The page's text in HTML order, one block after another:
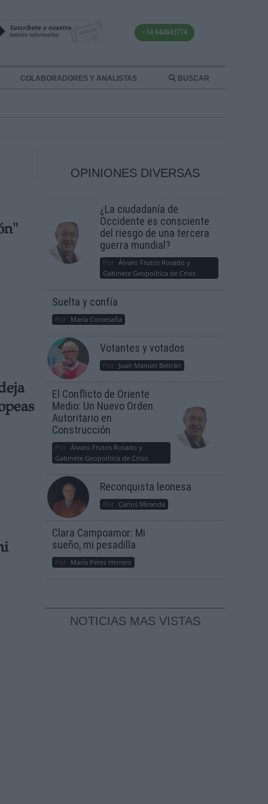
+34 644043774
COLABORADORES Y ANALISTAS BUSCAR
OPINIONES DIVERSAS
¿La ciudadanía de
Occidente es consciente
del riesgo de una tercera
guerra mundial?
Por Álvaro Frutos Rosado y
Gabinete Geopolítica de Crisis
Suelta y confía
Por María Comesaña
Votantes y votados
Por Juan Manuel Beltrán
El Conflicto de Oriente
Medio: Un Nuevo Orden
Autoritario en
Construcción
Por Álvaro Frutos Rosado y
Gabinete Geopolítica de Crisis
Reconquista leonesa
Por Carlos Miranda
Clara Campoamor: Mi
sueño, mi pesadilla
Por María Pérez Herrero
NOTICIAS MAS VISTAS